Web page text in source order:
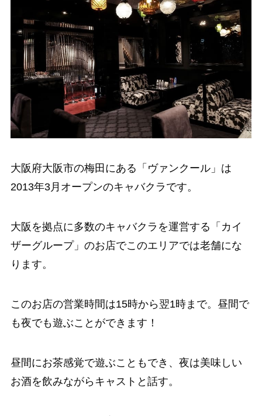
大阪府大阪市の梅田にある「ヴァンクール」は
2013年3月オープンのキャバクラです。
大阪を拠点に多数のキャバクラを運営する「カイ
ザーグループ」のお店でこのエリアでは老舗にな
ります。
このお店の営業時間は15時から翌1時まで。昼間で
も夜でも遊ぶことができます！
昼間にお茶感覚で遊ぶこともでき、夜は美味しい
お酒を飲みながらキャストと話す。